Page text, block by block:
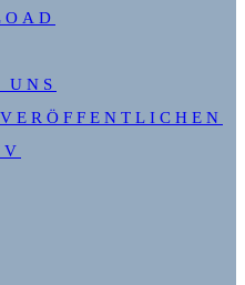
UNS